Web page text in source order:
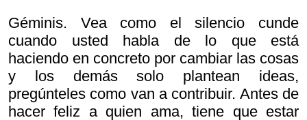
Géminis. Vea como el silencio cunde
cuando usted habla de lo que está
haciendo en concreto por cambiar las cosas
y los demás solo plantean ideas,
pregúnteles como van a contribuir. Antes de
hacer feliz a quien ama, tiene que estar